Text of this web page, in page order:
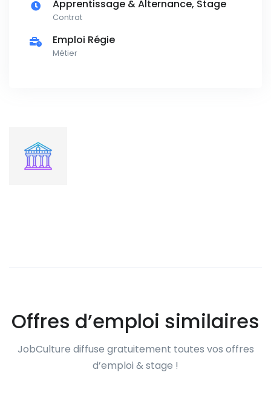
Apprentissage & Alternance, Stage
Contrat
Emploi Régie
Métier
Offres d’emploi similaires
JobCulture diffuse gratuitement toutes vos offres
d’emploi & stage !